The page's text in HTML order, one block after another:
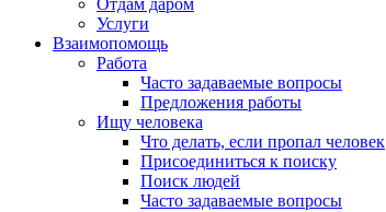
Отдам даром
Услуги
Взаимопомощь
Работа
Часто задаваемые вопросы
Предложения работы
Ищу человека
Что делать, если пропал человек
Присоединиться к поиску
Поиск людей
Часто задаваемые вопросы